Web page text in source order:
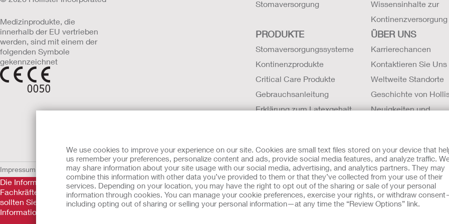
We use cookies to improve your experience on our site. Cookies are small text files stored on your device that
us remember your preferences, personalize content and ads, provide social media features, and analyze traffic.
may share information about your site usage with our social media, advertising, and analytics partners. They may
combine this information with other data you’ve provided to them or that they’ve collected from your use of their
services. Depending on your location, you may have the right to opt out of the sharing or sale of your personal
information through cookies. You can manage your cookie preferences, exercise your rights, or withdraw
including opting out of sharing or selling your personal information—at any time the “Review Options” link.
Medizinprodukte, die
innerhalb der EU vertrieben
werden, sind mit einem der
folgenden Symbole
gekennzeichnet
Stomaversorgung
Wissensinhalte zur
Kontinenzversorgung
PRODUKTE
Stomaversorgungssysteme
Kontinenzprodukte
Critical Care Produkte
Gebrauchsanleitung
Erklärung zum Latexgehalt
Kompatibilität
ÜBER UNS
Karrierechancen
Kontaktieren Sie Uns
Weltweite Standorte
Geschichte von
Neuigkeiten und
Impressum NutzungsbedingungenDatenschutzerklärungUmgang mit Cookies EU Whistleblowern-Mitteilung
Die Informationen auf dieser Website sind nicht als medizinische Beratung gedacht und sollen die Empfehlungen Ihres
Fachkräfte nicht ersetzen. Diese Website sollte auch nicht dazu verwendet werden, in einem medizinischen Notfall Hilfe zu
sollten Sie sich sofort persönlich in ärztliche Behandlung begeben. Da sich Bestimmungen ab und zu ändern, besuchen Sie
Informationen.